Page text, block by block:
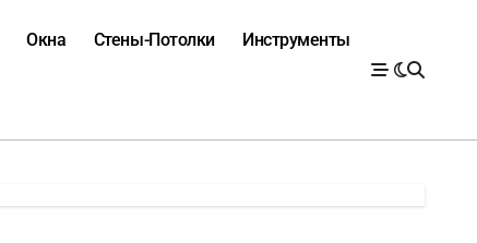
Окна Стены-Потолки Инструменты